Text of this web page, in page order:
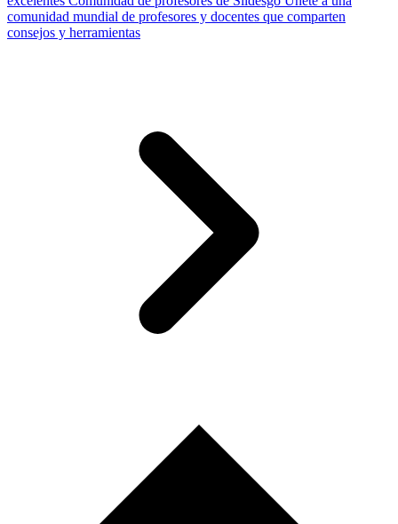
comunidad mundial de profesores y docentes que comparten
consejos y herramientas